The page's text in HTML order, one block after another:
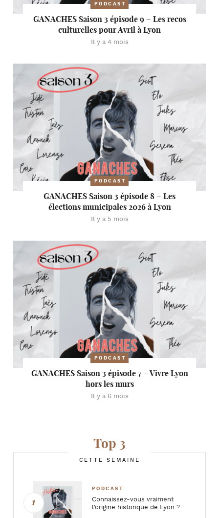
PODCAST
GANACHES Saison 3 épisode 9 – Les recos
culturelles pour Avril à Lyon
Il y a 4 mois
PODCAST
GANACHES Saison 3 épisode 8 – Les
élections municipales 2026 à Lyon
Il y a 5 mois
PODCAST
GANACHES Saison 3 épisode 7 – Vivre Lyon
hors les murs
Il y a 6 mois
Top 3
CETTE SEMAINE
PODCAST
Connaissez-vous vraiment
l’origine historique de Lyon ?